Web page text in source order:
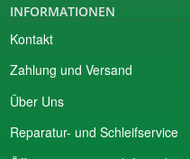
INFORMATIONEN
Kontakt
Zahlung und Versand
Über Uns
Reparatur- und Schleifservice